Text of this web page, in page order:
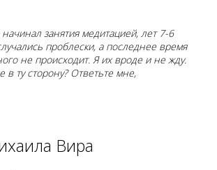
начинал занятия медитацией, лет 7-6
проблески, а последнее время
не происходит. Я их вроде и не жду.
в ту сторону? Ответьте мне,
Вира